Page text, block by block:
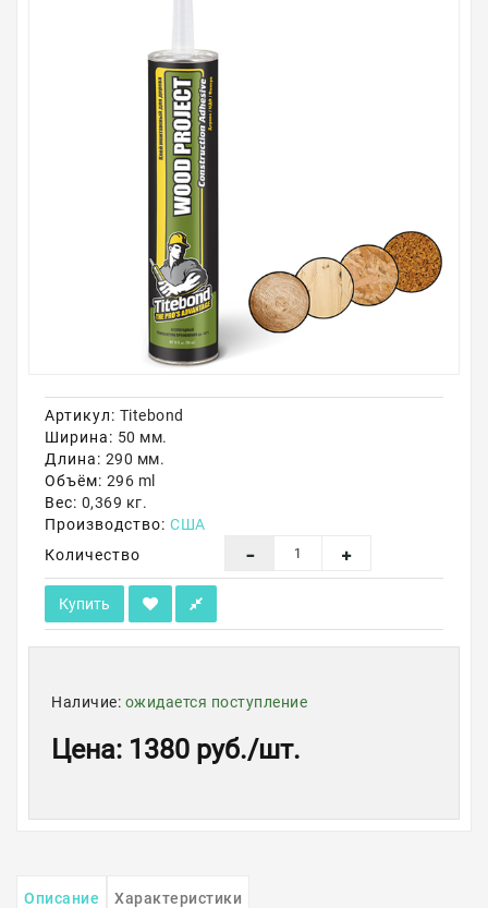
Обводы для труб
Алюминиевые профили
Крепёж и крепления
Акции
Артикул: Titebond
Ширина: 50 мм.
Длина: 290 мм.
Объём: 296 ml
Вес: 0,369 кг.
Производство: США
Количество
Купить
Наличие: ожидается поступление
Цена: 1380 руб./шт.
Описание Характеристики